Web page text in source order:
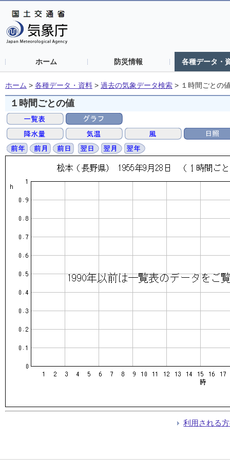
ホーム 防災情報 各種データ・
ホーム > 各種データ・資料 > 過去の気象データ検索 > １時間ごとの
１時間ごとの値
利用される